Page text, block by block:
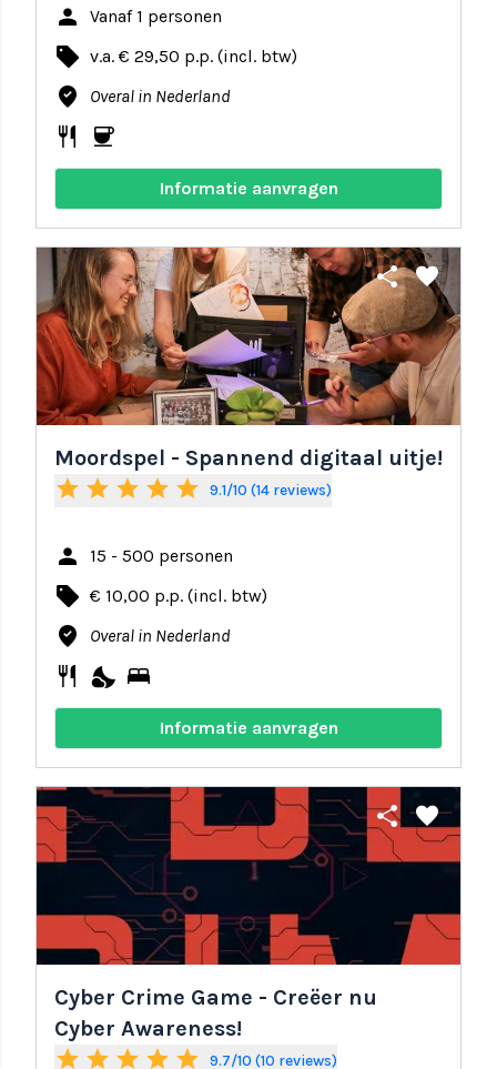
person Vanaf 1 personen
local_offer v.a. € 29,50 p.p. (incl. btw)
where_to_vote Overal in Nederland
restaurant coffee
Informatie aanvragen
share favorite
Moordspel - Spannend digitaal uitje!
star star star star star 9.1/10 (14 reviews)
person 15 - 500 personen
local_offer € 10,00 p.p. (incl. btw)
where_to_vote Overal in Nederland
restaurant nights_stay bed
Informatie aanvragen
share favorite
Cyber Crime Game - Creëer nu
Cyber Awareness!
star star star star star 9.7/10 (10 reviews)